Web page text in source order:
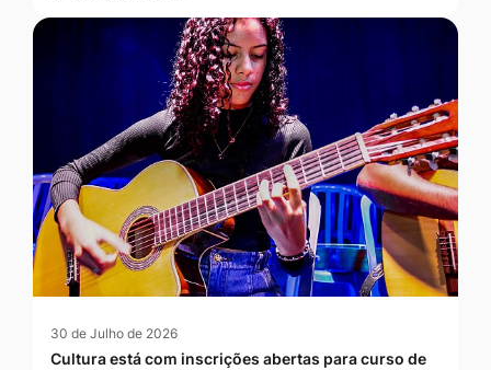
30 de Julho de 2026
Cultura está com inscrições abertas para curso de